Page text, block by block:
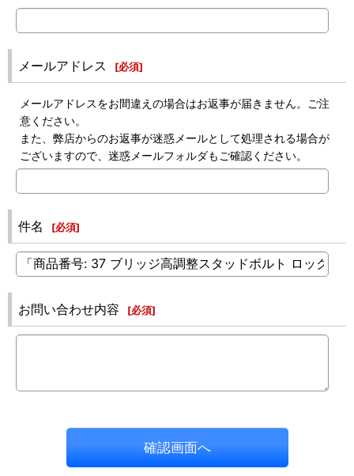
メールアドレス [必須]
メールアドレスをお間違えの場合はお返事が届きません。ご注
意ください。
また、弊店からのお返事が迷惑メールとして処理される場合が
ございますので、迷惑メールフォルダもご確認ください。
件名 [必須]
お問い合わせ内容 [必須]
確認画面へ